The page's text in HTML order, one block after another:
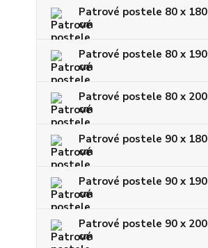
Patrové postele 80 x 180
cm
Patrové postele 80 x 190
cm
Patrové postele 80 x 200
cm
Patrové postele 90 x 180
cm
Patrové postele 90 x 190
cm
Patrové postele 90 x 200
cm